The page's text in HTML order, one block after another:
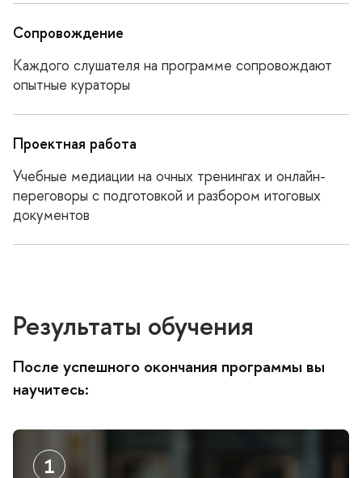
Сопровождение
Каждого слушателя на программе сопровождают
опытные кураторы
Проектная работа
Учебные медиации на очных тренингах и онлайн-
переговоры с подготовкой и разбором итоговых
документо
Результаты обучения
После успешного окончания программы вы
научитесь: